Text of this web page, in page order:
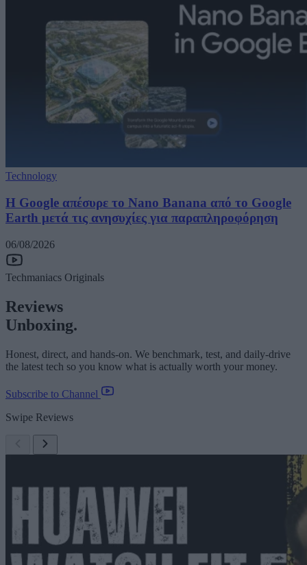
Technology
Η Google απέσυρε το Nano Banana από το Google
Earth μετά τις ανησυχίες για παραπληροφόρηση
06/08/2026
Techmaniacs Originals
Reviews
Unboxing.
Honest, direct, and hands-on. We benchmark, test, and daily-drive
the latest tech so you know what is actually worth your money.
Subscribe to Channel
Swipe Reviews